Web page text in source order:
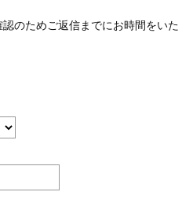
のためご返信までにお時間をいた